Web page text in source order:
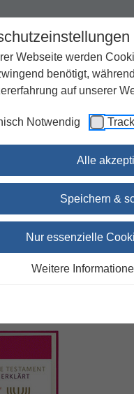
Webseite werden
benötigt,
auf unserer
Notwendig
Alle
Speichern &
Nur essenzielle
Weitere
Geschenke
Luther Bibel